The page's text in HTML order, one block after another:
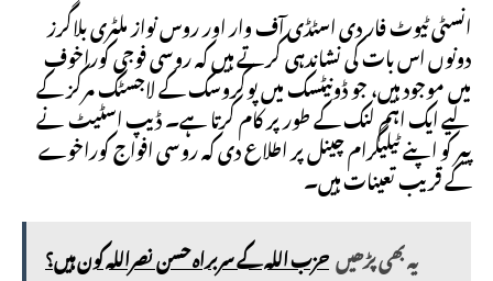
انسٹی ٹیوٹ فار دی اسٹڈی آف وار اور روس نواز ملٹری بلاگرز
دونوں اس بات کی نشاندہی کرتے ہیں کہ روسی فوجی کوراخوف
میں موجود ہیں، جو ڈونیٹسک میں پوکروسک کے لاجسٹک مرکز کے
لیے ایک اہم لنک کے طور پر کام کرتا ہے۔ ڈیپ اسٹیٹ نے
پیر کو اپنے ٹیلیگرام چینل پر اطلاع دی کہ روسی افواج کوراخوے
کے قریب تعینات ہیں۔
یہ بھی پڑھیںحزب اللہ کے سربراہ حسن نصراللہ کون ہیں؟